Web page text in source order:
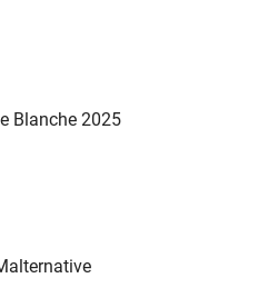
Blanche 2025